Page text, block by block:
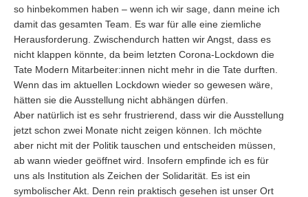
so hinbekommen haben – wenn ich wir sage, dann meine ich
damit das gesamten Team. Es war für alle eine ziemliche
Herausforderung. Zwischendurch hatten wir Angst, dass es
nicht klappen könnte, da beim letzten Corona-Lockdown die
Tate Modern Mitarbeiter:innen nicht mehr in die Tate durften.
Wenn das im aktuellen Lockdown wieder so gewesen wäre,
hätten sie die Ausstellung nicht abhängen dürfen.
Aber natürlich ist es sehr frustrierend, dass wir die Ausstellung
jetzt schon zwei Monate nicht zeigen können. Ich möchte
aber nicht mit der Politik tauschen und entscheiden müssen,
ab wann wieder geöffnet wird. Insofern empfinde ich es für
uns als Institution als Zeichen der Solidarität. Es ist ein
symbolischer Akt. Denn rein praktisch gesehen ist unser Ort